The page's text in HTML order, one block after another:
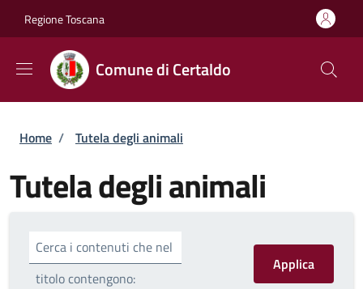
Regione Toscana
Comune di Certaldo
Briciole di pane
Home / Tutela degli animali
Tutela degli animali
Cerca i contenuti che nel
titolo contengono: